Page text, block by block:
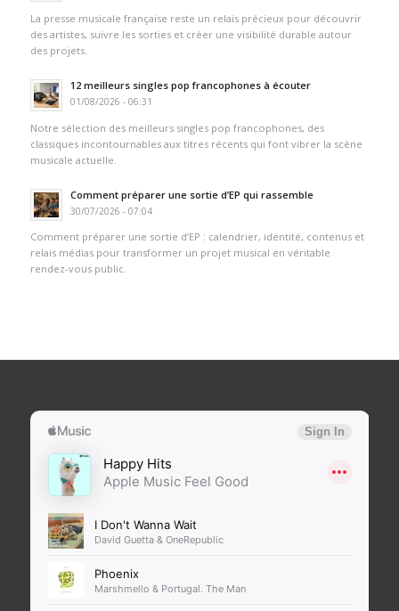
La presse musicale française reste un relais précieux pour découvrir
des artistes, suivre les sorties et créer une visibilité durable autour
des projets.
12 meilleurs singles pop francophones à écouter
01/08/2026 - 06:31
Notre sélection des meilleurs singles pop francophones, des
classiques incontournables aux titres récents qui font vibrer la scène
musicale actuelle.
Comment préparer une sortie d’EP qui rassemble
30/07/2026 - 07:04
Comment préparer une sortie d’EP : calendrier, identité, contenus et
relais médias pour transformer un projet musical en véritable
rendez-vous public.